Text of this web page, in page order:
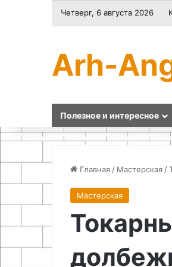
Четверг, 6 августа 2026
Arh-
Полезное и интересное
Главная / Мастерская /
Мастерская